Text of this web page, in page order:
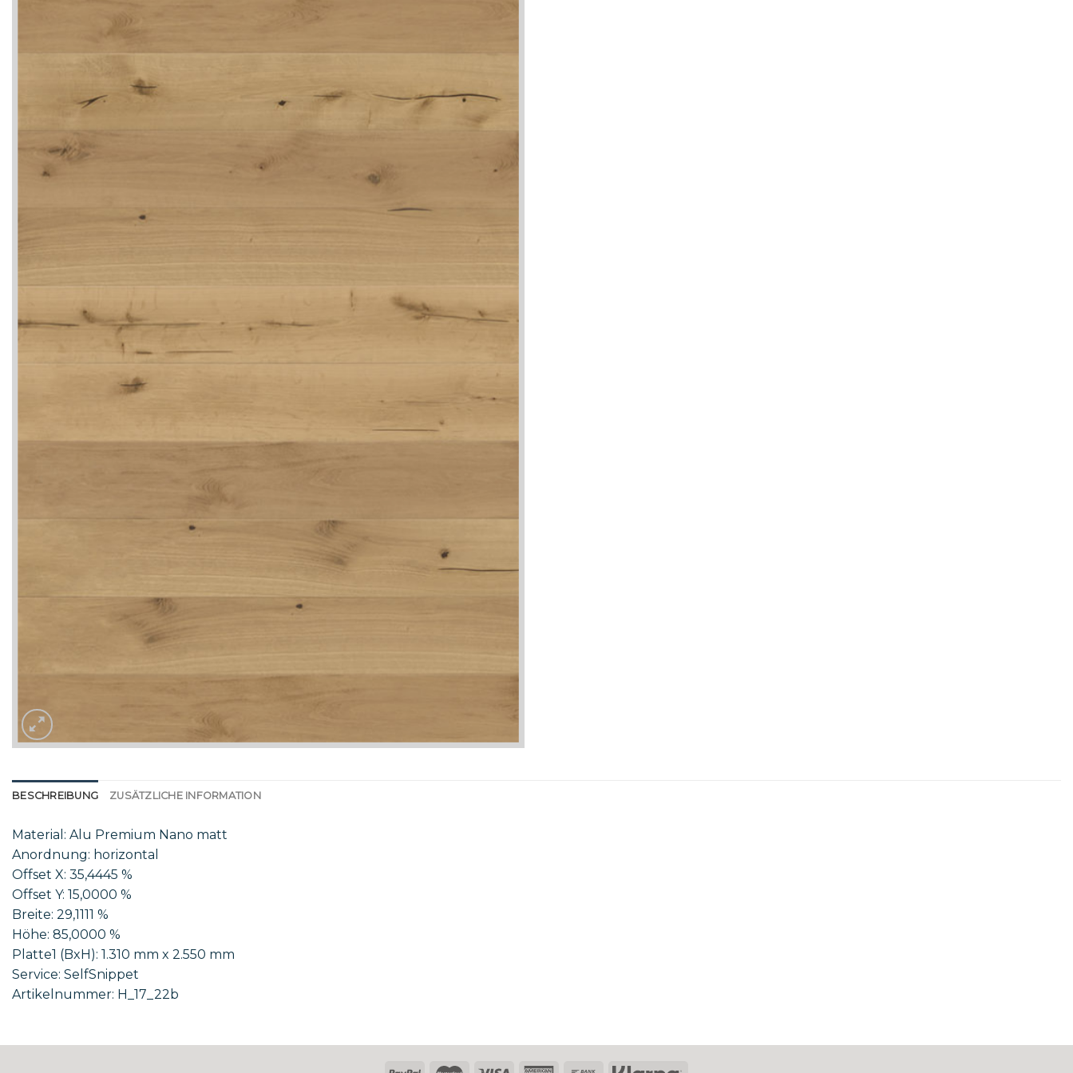
BESCHREIBUNG ZUSÄTZLICHE INFORMATION
Material: Alu Premium Nano matt
Anordnung: horizontal
Offset X: 35,4445 %
Offset Y: 15,0000 %
Breite: 29,1111 %
Höhe: 85,0000 %
Platte1 (BxH): 1.310 mm x 2.550 mm
Service: SelfSnippet
Artikelnummer: H_17_22b